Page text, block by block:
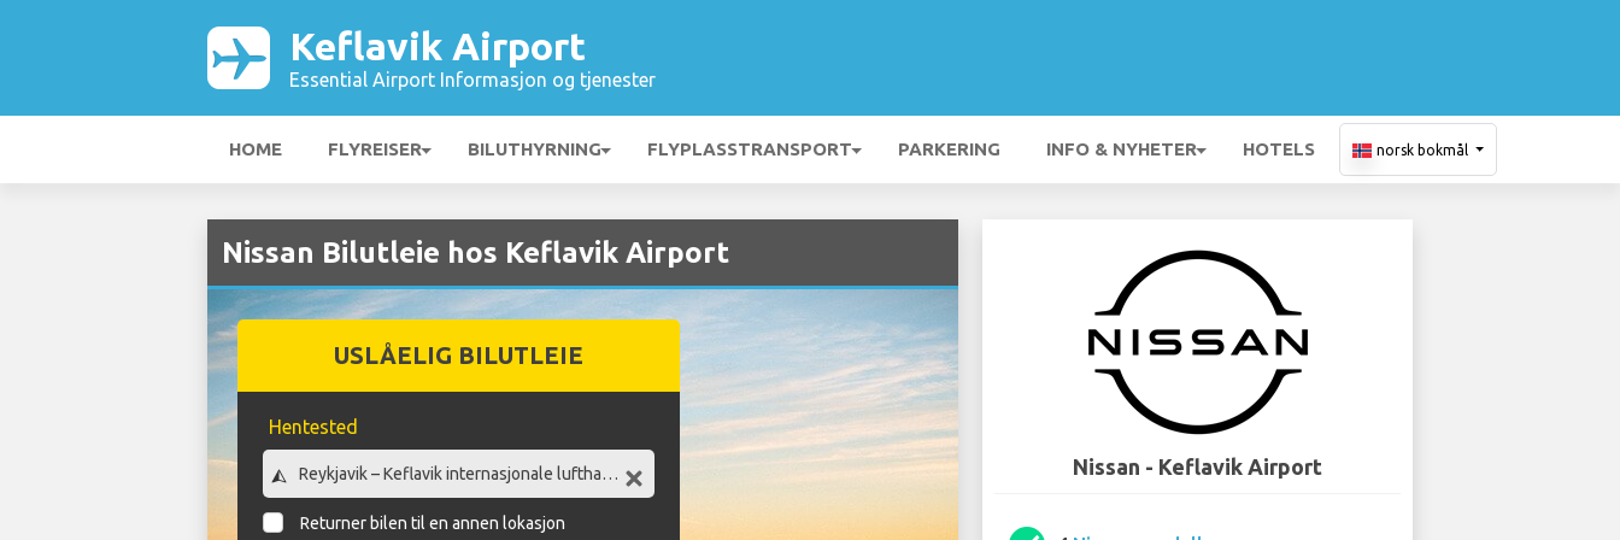
Keflavik Airport
Essential Airport Informasjon og tjenester
HOME FLYREISER BILUTHYRNING FLYPLASSTRANSPORT PARKERING INFO & NYHETER HOTELS norsk bokmål
Nissan Bilutleie hos Keflavik Airport
USLÅELIG BILUTLEIE
Hentested
Returner bilen til en annen lokasjon
Nissan - Keflavik Airport